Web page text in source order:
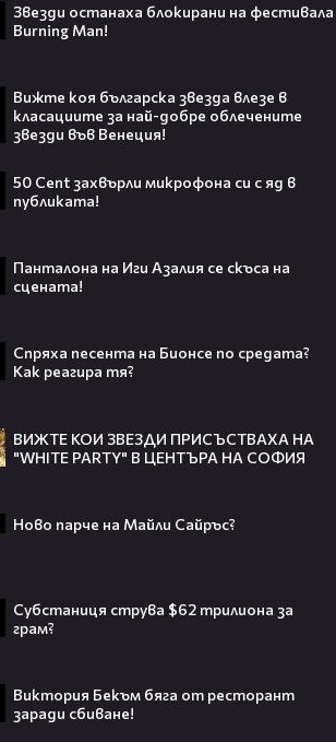
Звезди останаха блокирани на фестивала
Burning Man!
Вижте коя българска звезда влезе в
класациите за най-добре облечените
звезди във Венеция!
50 Cent захвърли микрофона си с яд в
публиката!
Панталона на Иги Азалия се скъса на
сцената!
Спряха песента на Бионсе по средата?
Как реагира тя?
ВИЖТЕ КОИ ЗВЕЗДИ ПРИСЪСТВАХА НА
"WHITE PARTY" В ЦЕНТЪРА НА СОФИЯ
Ново парче на Мaйли Сайръс?
Субстаниця струва $62 трилиона за
грам?
Виктория Бекъм бяга от ресторант
заради сбиване!
Изследовател на НЛО: "САЩ
притежават технология за
телепортация!"😯💥
Младата звезда от „Годзила
срещу Конг“ си отиде на 18🕊️
на новия символ във футбола🤩⚽
странното решение във филма
всъщност има логика
Theo в The Voice Cast: "Правен съм